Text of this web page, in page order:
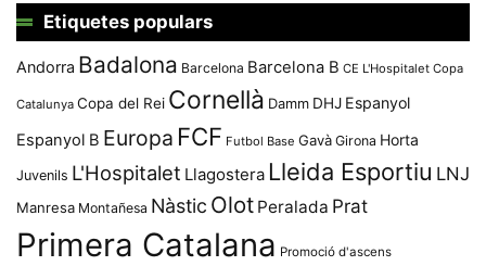
Etiquetes populars
Andorra Badalona Barcelona Barcelona B CE L'Hospitalet Copa
Catalunya Copa del Rei Cornellà Damm DHJ Espanyol
Espanyol B Europa FCF Futbol Base Gavà Girona Horta
Juvenils L'Hospitalet Llagostera Lleida Esportiu LNJ
Manresa Montañesa Nàstic Olot Peralada Prat
Primera Catalana Promoció d'ascens